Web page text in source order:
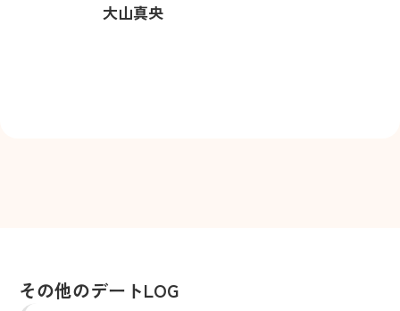
大山真央
その他のデートLOG